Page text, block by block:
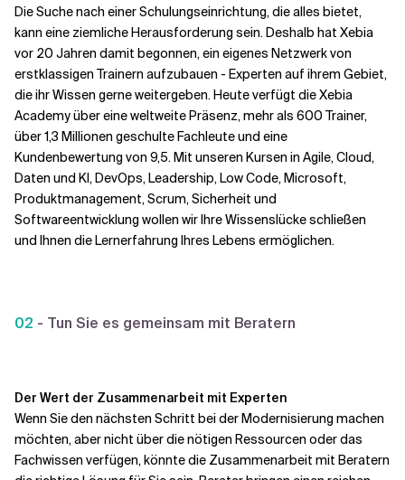
Die Suche nach einer Schulungseinrichtung, die alles bietet,
kann eine ziemliche Herausforderung sein. Deshalb hat Xebia
vor 20 Jahren damit begonnen, ein eigenes Netzwerk von
erstklassigen Trainern aufzubauen - Experten auf ihrem Gebiet,
die ihr Wissen gerne weitergeben. Heute verfügt die Xebia
Academy über eine weltweite Präsenz, mehr als 600 Trainer,
über 1,3 Millionen geschulte Fachleute und eine
Kundenbewertung von 9,5. Mit unseren Kursen in Agile, Cloud,
Daten und KI, DevOps, Leadership, Low Code, Microsoft,
Produktmanagement, Scrum, Sicherheit und
Softwareentwicklung wollen wir Ihre Wissenslücke schließen
und Ihnen die Lernerfahrung Ihres Lebens ermöglichen.
02 - Tun Sie es gemeinsam mit Beratern
Der Wert der Zusammenarbeit mit Experten
Wenn Sie den nächsten Schritt bei der Modernisierung machen
möchten, aber nicht über die nötigen Ressourcen oder das
Fachwissen verfügen, könnte die Zusammenarbeit mit Beratern